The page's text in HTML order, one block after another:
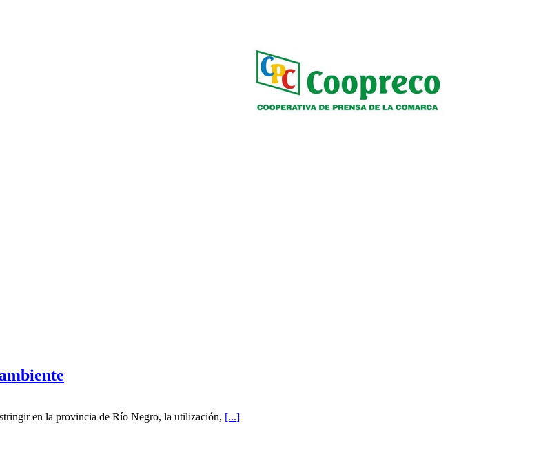
en la provincia de Río Negro, la utilización, [...]